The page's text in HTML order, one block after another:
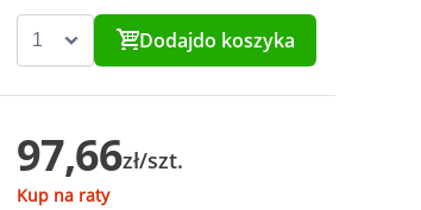
Dodajdo koszyka
97,66zł/szt.
Kup na raty